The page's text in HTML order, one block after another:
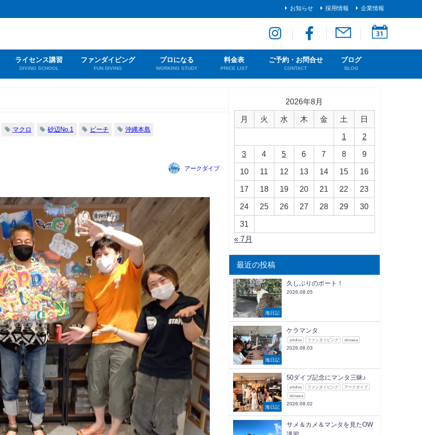
お知らせ 採用情報 企業情報
ライセンス講習
DIVING SCHOOL
ファンダイビング
FUN DIVING
プロになる
WORKING STUDY
料金表
PRICE LIST
ご予約・お問合せ
CONTACT
ブログ
BLOG
マクロ 砂辺No.1 ビーチ 沖縄本島
アークダイブ
2026年8月
月 火 水 木 金 土 日
1 2
3 4 5 6 7 8 9
10 11 12 13 14 15 16
17 18 19 20 21 22 23
24 25 26 27 28 29 30
31
« 7月
最近の投稿
海日記
久しぶりのボート！
2026.08.05
海日記
ケラマンタ
arkdive ファンダイビング okinawa
2026.08.03
海日記
50ダイブ記念にマンタ三昧♪
arkdive ファンダイビング アークダイブ
okinawa
2026.08.02
サメ＆カメ＆マンタを見たOW